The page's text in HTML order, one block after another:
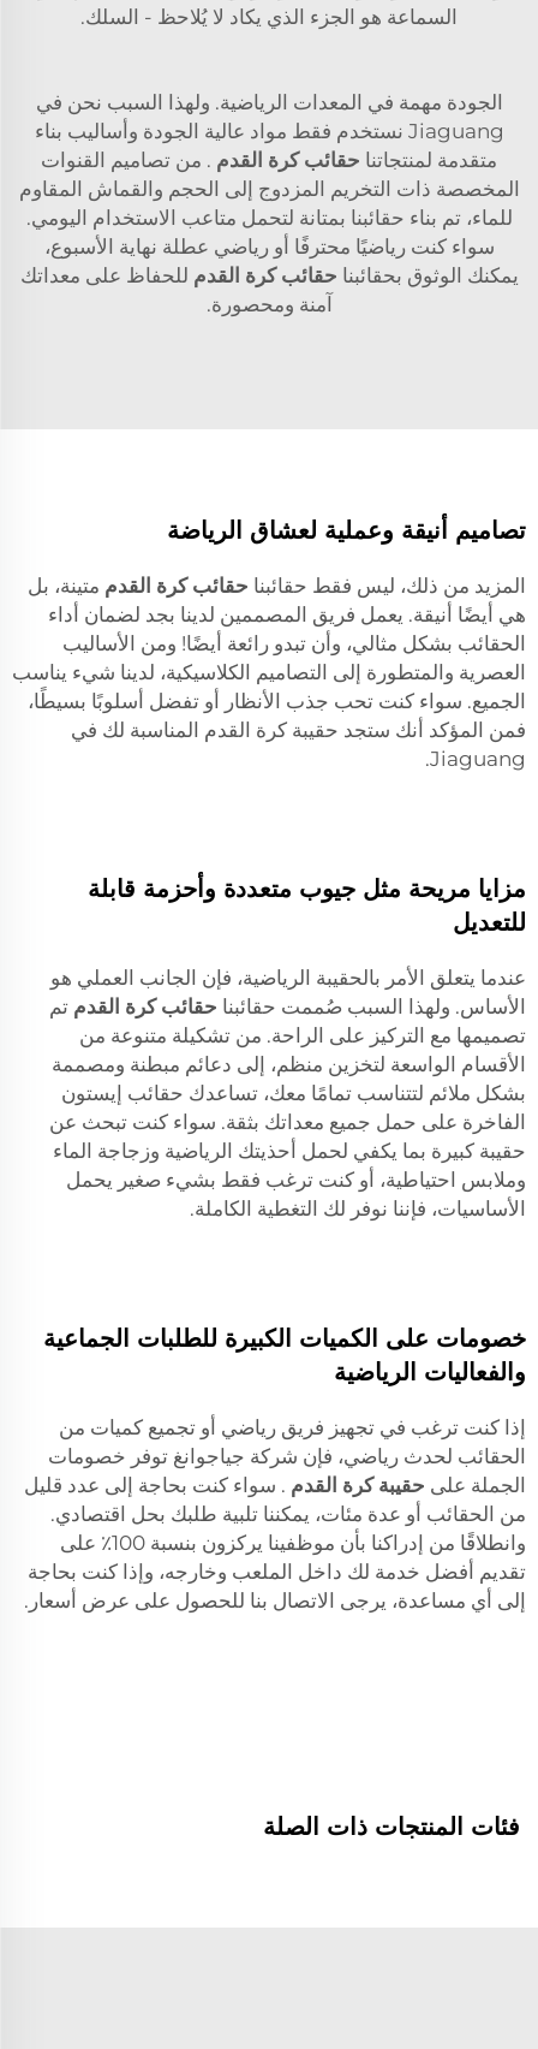
السماعة هو الجزء الذي يكاد لا يُلاحظ - السلك.
الجودة مهمة في المعدات الرياضية. ولهذا السبب نحن في
Jiaguang نستخدم فقط مواد عالية الجودة وأساليب بناء
متقدمة لمنتجاتنا حقائب كرة القدم . من تصاميم القنوات
المخصصة ذات التخريم المزدوج إلى الحجم والقماش المقاوم
للماء، تم بناء حقائبنا بمتانة لتحمل متاعب الاستخدام اليومي.
سواء كنت رياضيًا محترفًا أو رياضي عطلة نهاية الأسبوع،
يمكنك الوثوق بحقائبنا حقائب كرة القدم للحفاظ على معداتك
آمنة ومحصورة.
تصاميم أنيقة وعملية لعشاق الرياضة
المزيد من ذلك، ليس فقط حقائبنا حقائب كرة القدم متينة، بل
هي أيضًا أنيقة. يعمل فريق المصممين لدينا بجد لضمان أداء
الحقائب بشكل مثالي، وأن تبدو رائعة أيضًا! ومن الأساليب
العصرية والمتطورة إلى التصاميم الكلاسيكية، لدينا شيء يناسب
الجميع. سواء كنت تحب جذب الأنظار أو تفضل أسلوبًا بسيطًا،
فمن المؤكد أنك ستجد حقيبة كرة القدم المناسبة لك في
Jiaguang.
مزايا مريحة مثل جيوب متعددة وأحزمة قابلة
للتعديل
عندما يتعلق الأمر بالحقيبة الرياضية، فإن الجانب العملي هو
الأساس. ولهذا السبب صُممت حقائبنا حقائب كرة القدم تم
تصميمها مع التركيز على الراحة. من تشكيلة متنوعة من
الأقسام الواسعة لتخزين منظم، إلى دعائم مبطنة ومصممة
بشكل ملائم لتتناسب تمامًا معك، تساعدك حقائب إيستون
الفاخرة على حمل جميع معداتك بثقة. سواء كنت تبحث عن
حقيبة كبيرة بما يكفي لحمل أحذيتك الرياضية وزجاجة الماء
وملابس احتياطية، أو كنت ترغب فقط بشيء صغير يحمل
الأساسيات، فإننا نوفر لك التغطية الكاملة.
خصومات على الكميات الكبيرة للطلبات الجماعية
والفعاليات الرياضية
إذا كنت ترغب في تجهيز فريق رياضي أو تجميع كميات من
الحقائب لحدث رياضي، فإن شركة جياجوانغ توفر خصومات
الجملة على حقيبة كرة القدم . سواء كنت بحاجة إلى عدد قليل
من الحقائب أو عدة مئات، يمكننا تلبية طلبك بحل اقتصادي.
وانطلاقًا من إدراكنا بأن موظفينا يركزون بنسبة 100٪ على
تقديم أفضل خدمة لك داخل الملعب وخارجه، وإذا كنت بحاجة
إلى أي مساعدة، يرجى الاتصال بنا للحصول على عرض أسعار.
فئات المنتجات ذات الصلة